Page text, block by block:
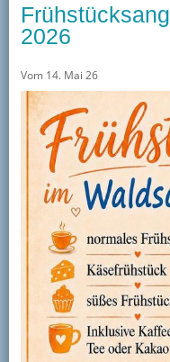
2026
Vom 14. Mai 26